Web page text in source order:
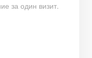
за один визит.